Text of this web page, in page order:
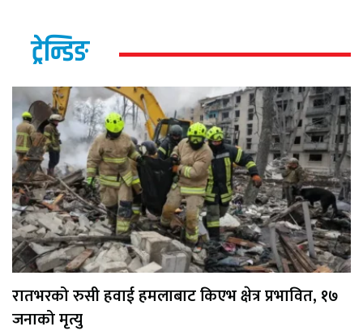
ट्रेन्डिङ
रातभरको रुसी हवाई हमलाबाट किएभ क्षेत्र प्रभावित, १७
जनाको मृत्यु